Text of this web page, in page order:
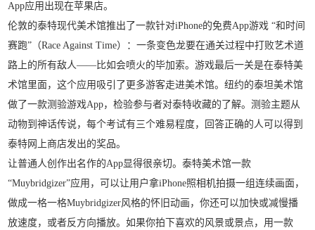
App应用出现在苹果店。
伦敦的泰特现代美术馆推出了一款针对iPhone的免费App游戏 “和时间
赛跑”（Race Against Time）：一条变色龙要在通关过程中打败艺术道
路上的所有敌人——比如会喷火的毕加索。游戏最后一关是在泰特美
术馆里面，这个应用吸引了更多游客走进美术馆。纽约的泰坦美术馆
做了一款测验游戏App，检验参与者对泰特收藏的了解。测验主题从
动物到神话传说，每个考试有三个难易程度，回答正确的人可以得到
泰特网上商店发出的奖品。
让普通人创作出名作的App显得很亲切。泰特美术馆一款
“Muybridgizer”应用，可以让用户拿iPhone照相机拍摄一组连续画面，
做成一格一格Muybridgizer风格的怀旧动画，你还可以加快或减慢播
放速度，或者反方向播放。如果你拍下喜欢的风景或景点，用一款